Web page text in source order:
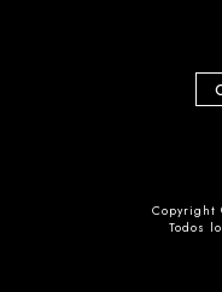
Copyright
Todos